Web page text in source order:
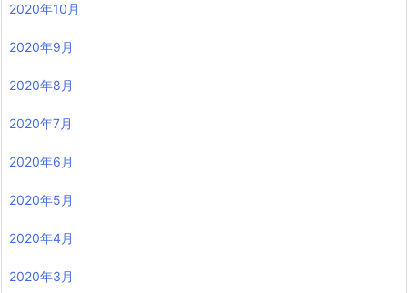
2020年10月
2020年9月
2020年8月
2020年7月
2020年6月
2020年5月
2020年4月
2020年3月